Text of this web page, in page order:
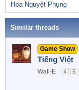
Hoa Nguyệt Phụng
Similar threads
Game Show
Tiếng Việt
Wall-E 4 5